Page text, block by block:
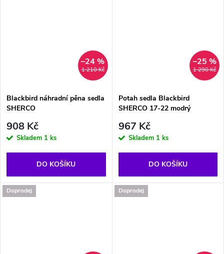
1 210 Kč
–24 %
Blackbird náhradní pěna sedla
SHERCO
908 Kč
Skladem 1 ks
DO KOŠÍKU
1 290 Kč
–25 %
Potah sedla Blackbird
SHERCO 17-22 modrý
967 Kč
Skladem 1 ks
DO KOŠÍKU
Doprodej Doprodej